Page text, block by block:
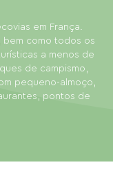
em França.
bem como todos os
a menos de
de campismo,
pequeno-almoço,
pontos de